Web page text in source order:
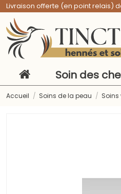
Livraison offerte (en point relais)
Soin des
Accueil Soins de la peau